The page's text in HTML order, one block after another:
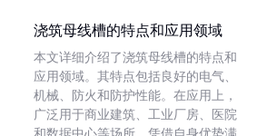
浇筑母线槽的特点和应用领域
本文详细介绍了浇筑母线槽的特点和
应用领域。其特点包括良好的电气、
机械、防火和防护性能。在应用上，
广泛用于商业建筑、工业厂房、医院